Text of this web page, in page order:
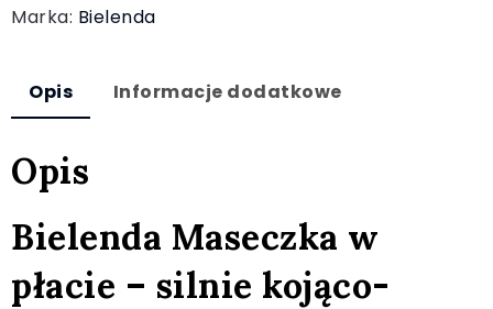
Marka: Bielenda
Opis Informacje dodatkowe
Opis
Bielenda Maseczka w
płacie – silnie kojąco-